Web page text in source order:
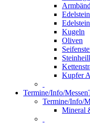
Kugeln
Oliven
Kupfer
Termine/Info/Messen
Termine/Info/
Mineral